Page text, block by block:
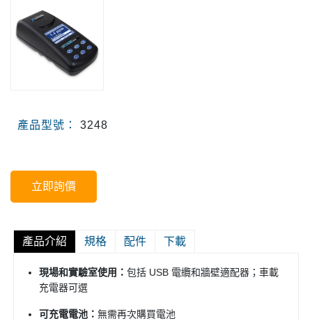
產品型號： 3248
立即詢價
產品介紹 規格 配件 下載
現場和實驗室使用： 包括 USB 電纜和牆壁適配器； 車載
充電器可選
可充電電池： 無需再次購買電池